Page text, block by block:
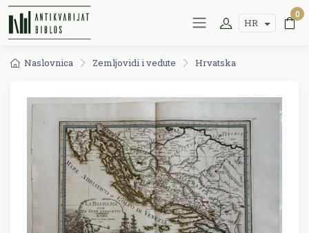
HR
0
Naslovnica Zemljovidi i vedute Hrvatska